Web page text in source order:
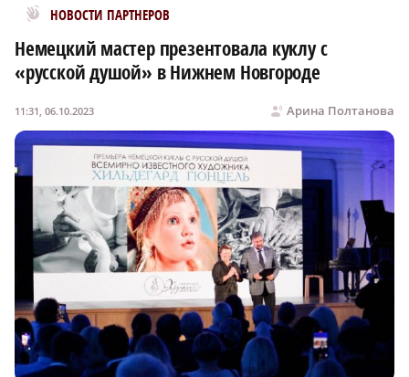
НОВОСТИ ПАРТНЕРОВ
Новости МирТесен
Немецкий мастер презентовала куклу с
«русской душой» в Нижнем Новгороде
Арина Полтанова
11:31, 06.10.2023